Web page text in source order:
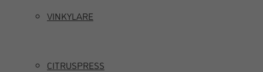
VINKYLARE
CITRUSPRESS